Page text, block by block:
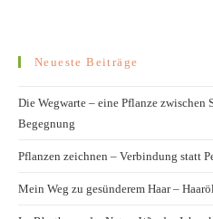
Neueste Beiträge
Die Wegwarte – eine Pflanze zwischen
Begegnung
Pflanzen zeichnen – Verbindung statt
Mein Weg zu gesünderem Haar –